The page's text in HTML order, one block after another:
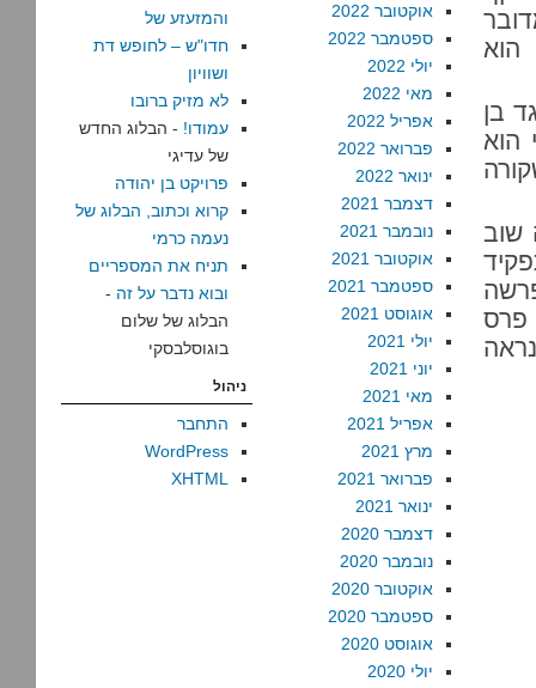
הוא
בן
הוא
300, שצצה שוב
פרס
אוקטובר 2022
ספטמבר 2022
יולי 2022
מאי 2022
אפריל 2022
פברואר 2022
ינואר 2022
דצמבר 2021
נובמבר 2021
אוקטובר 2021
ספטמבר 2021
אוגוסט 2021
יולי 2021
יוני 2021
מאי 2021
אפריל 2021
מרץ 2021
פברואר 2021
ינואר 2021
דצמבר 2020
נובמבר 2020
אוקטובר 2020
ספטמבר 2020
אוגוסט 2020
יולי 2020
והמזעזע של
חדו"ש – לחופש דת
ושוויון
לא מזיק ברובו
עמודו! - הבלוג החדש
של עדיגי
פרויקט בן יהודה
קרוא וכתוב, הבלוג של
נעמה כרמי
תניח את המספריים
ובוא נדבר על זה -
הבלוג של שלום
בוגוסלבסקי
ניהול
התחבר
WordPress
XHTML